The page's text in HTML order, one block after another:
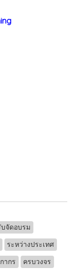
บจัดอบรม
ระหว่างประเทศ
ากร
ครบวงจร